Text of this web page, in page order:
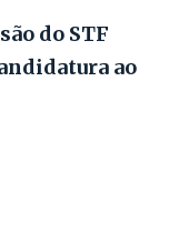
do STF
ao